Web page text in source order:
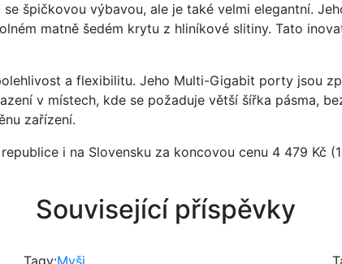
špičkovou výbavou, ale je také velmi elegantní.
matně šedém krytu z hliníkové slitiny. Tato
a flexibilitu. Jeho Multi-Gigabit porty jsou
v místech, kde se požaduje větší šířka pásma,
zařízení.
i na Slovensku za koncovou cenu 4 479 Kč
Související příspěvky
Tagy:Myši